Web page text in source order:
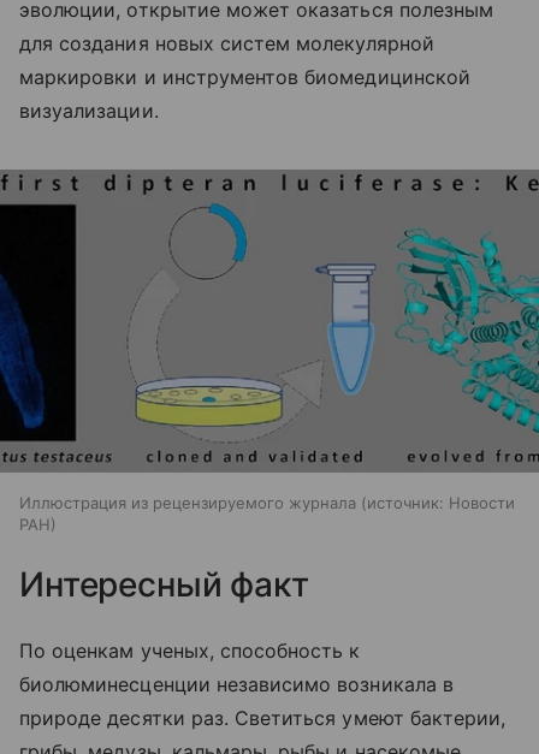
эволюции, открытие может оказаться полезным
для создания новых систем молекулярной
маркировки и инструментов биомедицинской
визуализации.
Иллюстрация из рецензируемого журнала источник: Новости
РАН
Интересный факт
По оценкам ученых, способность к
биолюминесценции независимо возникала в
природе десятки раз. Светиться умеют бактерии,